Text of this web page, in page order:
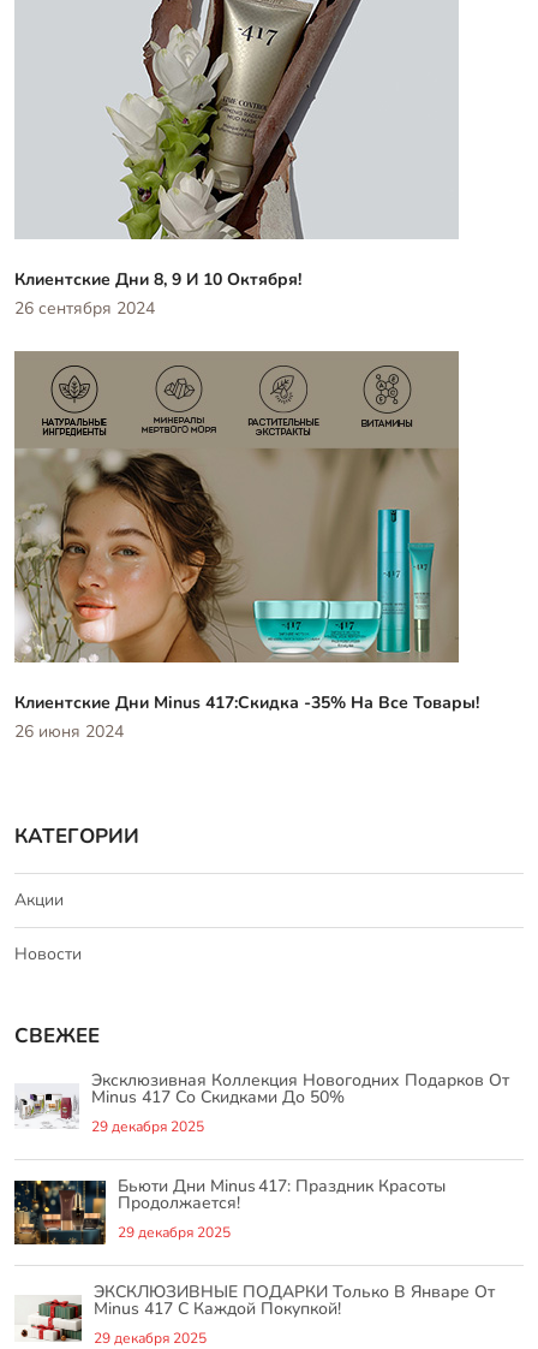
Клиентские Дни 8, 9 И 10 Октября!
26 сентября 2024
Клиентские Дни Minus 417:скидка -35% На Все Товары!
26 июня 2024
КАТЕГОРИИ
Акции
Новости
СВЕЖЕЕ
Эксклюзивная Коллекция Новогодних Подарков От
Minus 417 Со Скидками До 50%
29 декабря 2025
Бьюти Дни Minus 417: Праздник Красоты
Продолжается!
29 декабря 2025
ЭКСКЛЮЗИВНЫЕ ПОДАРКИ Только В Январе От
Minus 417 С Каждой Покупкой!
29 декабря 2025